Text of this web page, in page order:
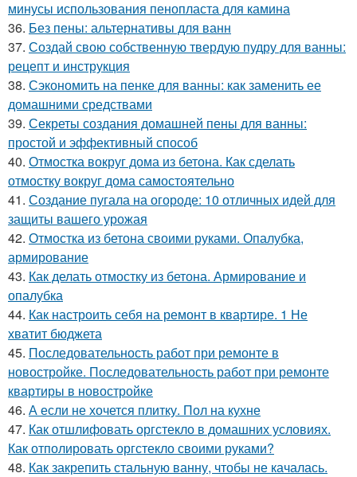
минусы использования пенопласта для камина
36. Без пены: альтернативы для ванн
37. Создай свою собственную твердую пудру для ванны:
рецепт и инструкция
38. Сэкономить на пенке для ванны: как заменить ее
домашними средствами
39. Секреты создания домашней пены для ванны:
простой и эффективный способ
40. Отмостка вокруг дома из бетона. Как сделать
отмостку вокруг дома самостоятельно
41. Создание пугала на огороде: 10 отличных идей для
защиты вашего урожая
42. Отмостка из бетона своими руками. Опалубка,
армирование
43. Как делать отмостку из бетона. Армирование и
опалубка
44. Как настроить себя на ремонт в квартире. 1 Не
хватит бюджета
45. Последовательность работ при ремонте в
новостройке. Последовательность работ при ремонте
квартиры в новостройке
46. А если не хочется плитку. Пол на кухне
47. Как отшлифовать оргстекло в домашних условиях.
Как отполировать оргстекло своими руками?
48. Как закрепить стальную ванну, чтобы не качалась.